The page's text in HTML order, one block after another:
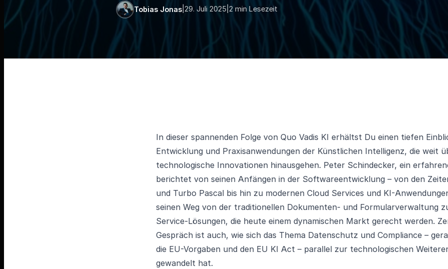
Tobias Jonas 29. Juli 2025 2 min Lesezeit
In dieser spannenden Folge von Quo Vadis KI erhältst Du einen tiefen
Entwicklung und Praxisanwendungen der Künstlichen Intelligenz, die weit
technologische Innovationen hinausgehen. Peter Schindecker, ein
berichtet von seinen Anfängen in der Softwareentwicklung – von den
und Turbo Pascal bis hin zu modernen Cloud Services und KI-
seinen Weg von der traditionellen Dokumenten- und Formularverwaltung
Service-Lösungen, die heute einem dynamischen Markt gerecht werden.
Gespräch ist auch, wie sich das Thema Datenschutz und Compliance –
die EU-Vorgaben und den EU KI Act – parallel zur technologischen
gewandelt hat.